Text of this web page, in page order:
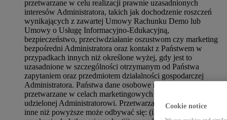
przetwarzane w celu realizacji prawnie uzasadnionych
interesów Administratora, takich jak dochodzenie roszczeń
wynikających z zawartej Umowy Rachunku Demo lub
Umowy o Usługę Informacyjno-Edukacyjną,
bezpieczeństwo, przeciwdziałanie oszustwom czy marketing
bezpośredni Administratora oraz kontakt z Państwem w
przypadkach innych niż określone wyżej, gdy jest to
uzasadnione w szczególności otrzymanym od Państwa
zapytaniem oraz przedmiotem działalności gospodarczej
Administratora. Państwa dane osobowe mogą również być
przetwarzane w celach marketingowych na podstawie zgody
udzielonej Administratorowi. Przetwarzanie danych w celach
inne niż powyższe może odbywać się: (i) w oparciu o
Cookie notice